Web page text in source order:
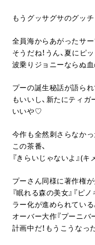
もうグッサグサのグッチ
全員海からあがったサ
そうだね！うん、夏にピ
波乗りジョニーならぬ
プーの誕生秘話が語ら
もいいし、新たにティ
いいや♡
今作も全然刺さらなか
この茶番、
『きらいじゃないよ』(キ
プーさん同様に著作権
『眠れる森の美女』『ピ
ラー化が進められてい
オーバー大作『プーニバ
計画中だ！もうこうなっ